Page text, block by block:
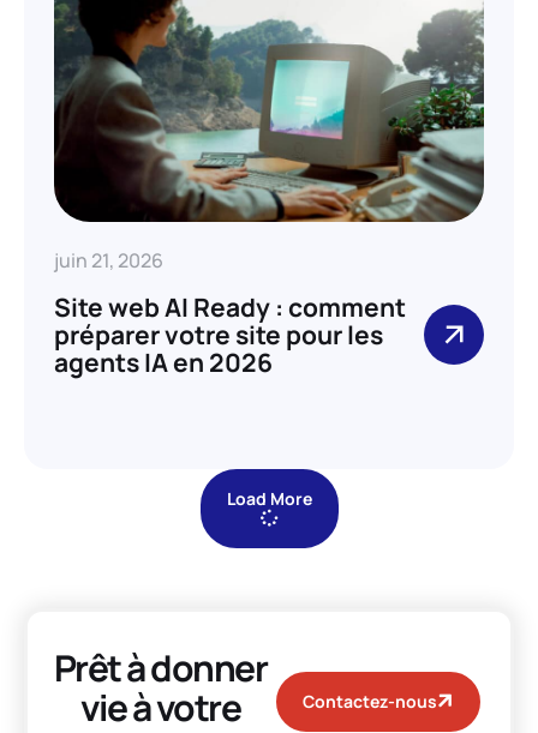
juin 21, 2026
Site web AI Ready : comment
préparer votre site pour les
agents IA en 2026
Load More
Prêt à donner
vie à votre
Contactez-nous